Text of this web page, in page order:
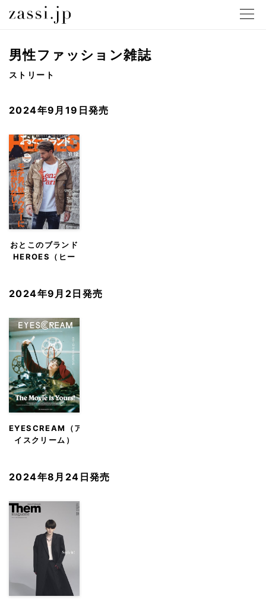
メニュ
男性ファッション雑誌
ストリート
2024年9月19日発売
おとこのブランド
HEROES（ヒー
2024年9月2日発売
EYESCREAM（ア
イスクリーム）
2024年8月24日発売